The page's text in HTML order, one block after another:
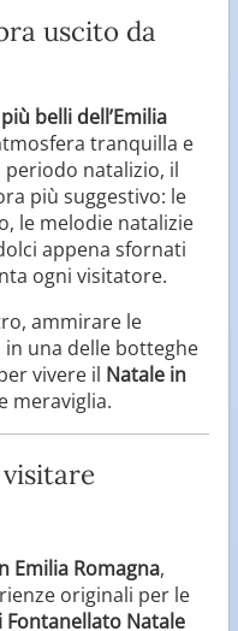
uscito da
belli dell’Emilia
tranquilla e
periodo natalizio, il
più suggestivo: le
le melodie natalizie
appena sfornati
ogni visitatore.
ammirare le
una delle botteghe
vivere il Natale in
meraviglia.
visitare
Emilia Romagna,
originali per le
Fontanellato Natale